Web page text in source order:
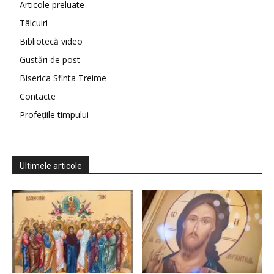
Articole preluate
Tâlcuiri
Bibliotecă video
Gustări de post
Biserica Sfinta Treime
Contacte
Profețiile timpului
Ultimele articole